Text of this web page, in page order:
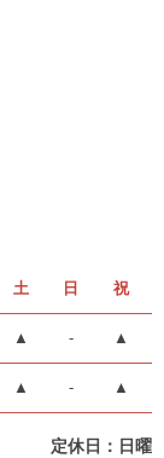
土 日 祝
▲ - ▲
▲ - ▲
定休日：日曜